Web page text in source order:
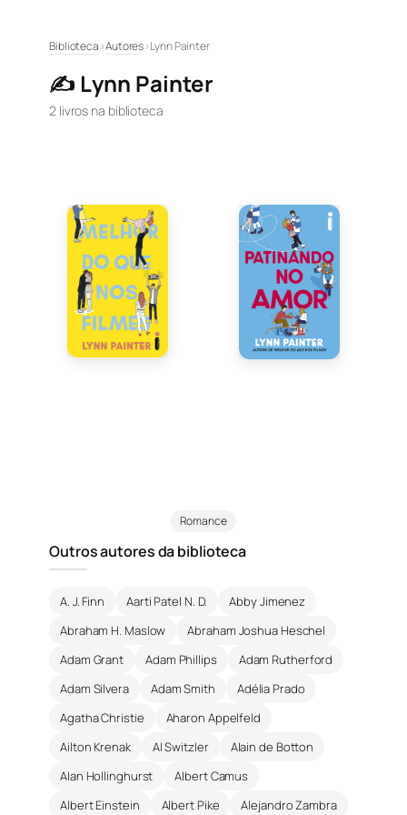
conteúdo
Biblioteca›Autores›Lynn Painter
✍️ Lynn Painter
2 livros na biblioteca
Romance
Outros autores da biblioteca
A. J. Finn Aarti Patel N. D.
Abby Jimenez
Abraham H. Maslow
Abraham Joshua Heschel
Adam Grant
Adam Phillips
Adam Rutherford
Adam Silvera
Adam Smith
Adélia Prado
Agatha Christie
Aharon Appelfeld
Ailton Krenak
Al Switzler
Alain de Botton
Alan Hollinghurst
Albert Camus
Albert Einstein
Albert Pike Alejandro Zambra